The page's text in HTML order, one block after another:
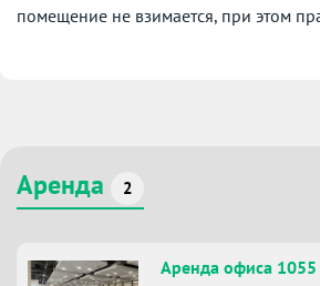
помещение не взимается, при этом
Аренда 2
Аренда офиса